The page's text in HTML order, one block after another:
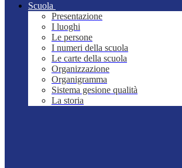
Scuola
Presentazione
I luoghi
Le persone
I numeri della scuola
Le carte della scuola
Organizzazione
Organigramma
Sistema gesione qualità
La storia